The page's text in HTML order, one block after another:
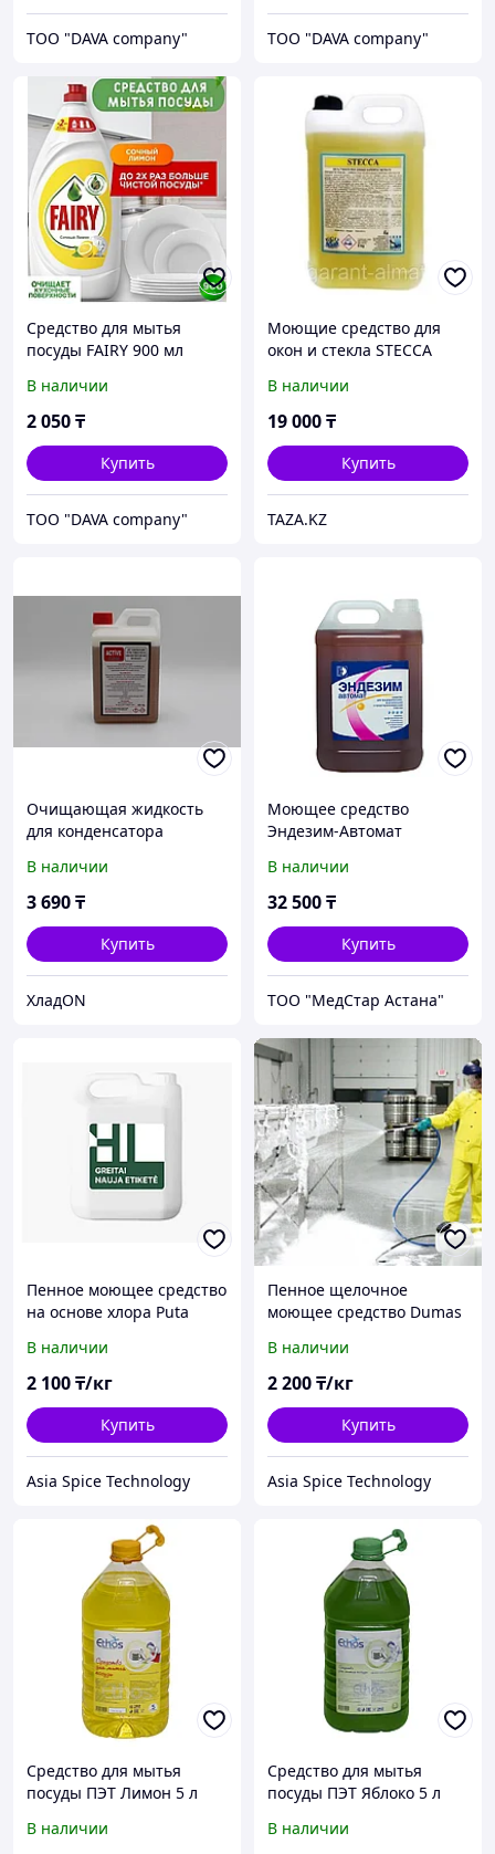
ТОО "DAVA company" ТОО "DAVA company"
Средство для мытья
посуды FAIRY 900 мл
В наличии
2 050₸
Купить
ТОО "DAVA company"
Моющие средство для
окон и стекла STECCA
В наличии
19 000₸
Купить
TAZA.KZ
Очищающая жидкость
для конденсатора
Cleaner (1л)
В наличии
3 690₸
Купить
ХладON
Моющее средство
Эндезим-Автомат
В наличии
32 500₸
Купить
ТОО "МедСтар Астана"
Пенное моющее средство
на основе хлора Puta
В наличии
2 100₸/кг
Купить
Asia Spice Technology
Пенное щелочное
моющее средство Dumas
В наличии
2 200₸/кг
Купить
Asia Spice Technology
Средство для мытья
посуды ПЭТ Лимон 5 л
В наличии
Средство для мытья
посуды ПЭТ Яблоко 5 л
В наличии